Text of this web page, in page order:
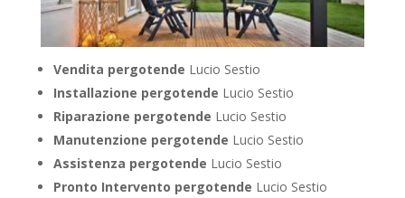
Vendita pergotende Lucio Sestio
Installazione pergotende Lucio Sestio
Riparazione pergotende Lucio Sestio
Manutenzione pergotende Lucio Sestio
Assistenza pergotende Lucio Sestio
Pronto Intervento pergotende Lucio Sestio